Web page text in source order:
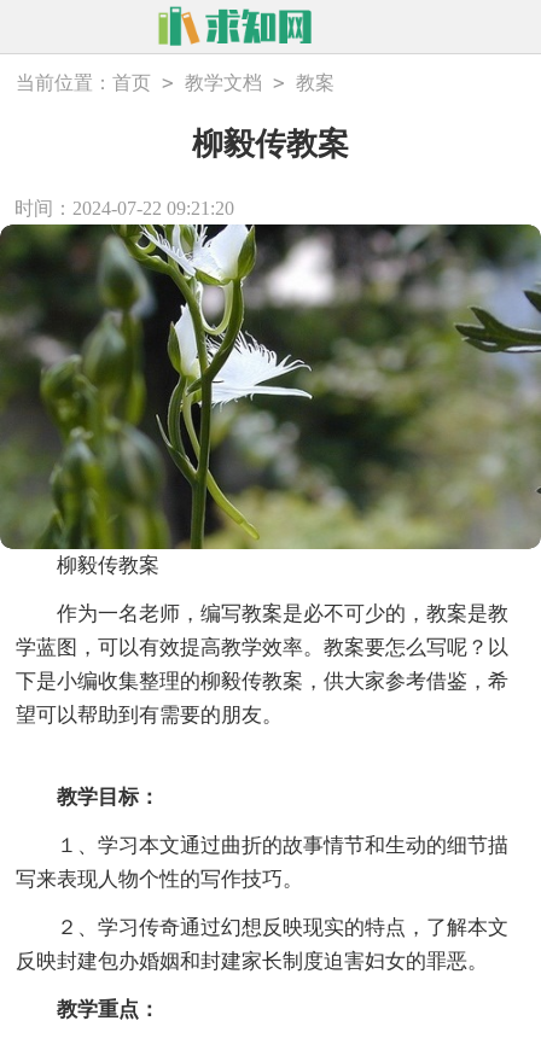
当前位置：首页 > 教学文档 > 教案
柳毅传教案
时间：2024-07-22 09:21:20
柳毅传教案
作为一名老师，编写教案是必不可少的，教案是教
学蓝图，可以有效提高教学效率。教案要怎么写呢？以
下是小编收集整理的柳毅传教案，供大家参考借鉴，希
望可以帮助到有需要的朋友。
教学目标：
１、学习本文通过曲折的故事情节和生动的细节描
写来表现人物个性的写作技巧。
２、学习传奇通过幻想反映现实的特点，了解本文
反映封建包办婚姻和封建家长制度迫害妇女的罪恶。
教学重点：